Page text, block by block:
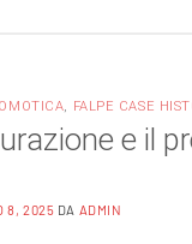
, FALPE CASE
e il
8, 2025 DA ADMIN